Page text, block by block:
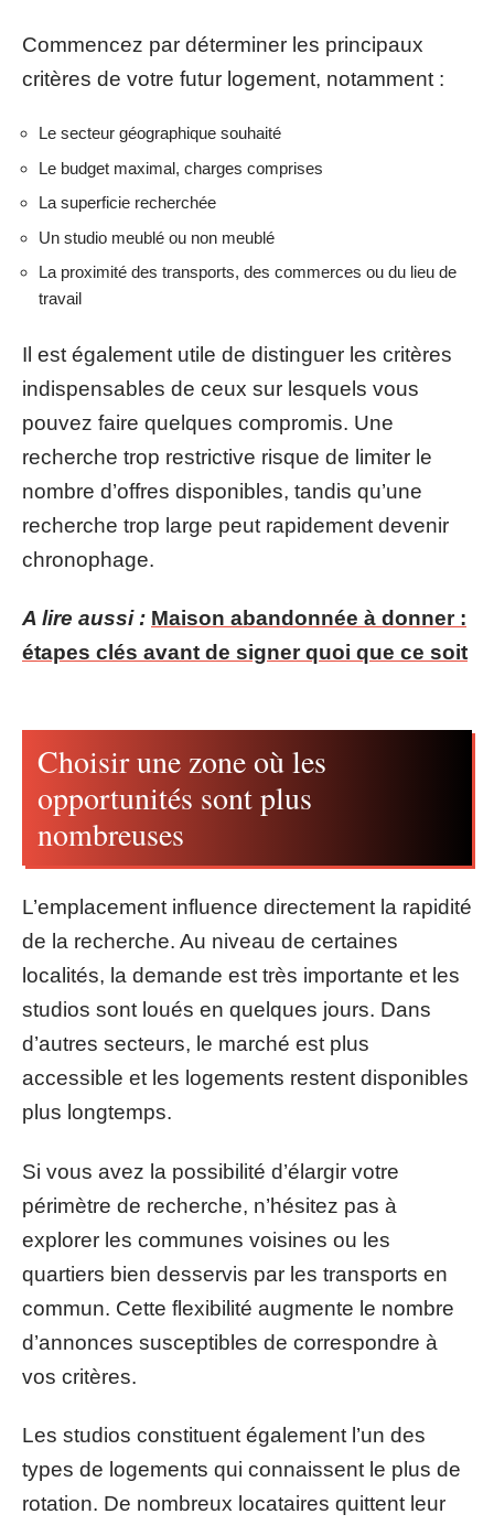
Commencez par déterminer les principaux
critères de votre futur logement, notamment :
Le secteur géographique souhaité
Le budget maximal, charges comprises
La superficie recherchée
Un studio meublé ou non meublé
La proximité des transports, des commerces ou du lieu de
travail
Il est également utile de distinguer les critères
indispensables de ceux sur lesquels vous
pouvez faire quelques compromis. Une
recherche trop restrictive risque de limiter le
nombre d’offres disponibles, tandis qu’une
recherche trop large peut rapidement devenir
chronophage.
A lire aussi : Maison abandonnée à donner :
étapes clés avant de signer quoi que ce soit
Choisir une zone où les
opportunités sont plus
nombreuses
L’emplacement influence directement la rapidité
de la recherche. Au niveau de certaines
localités, la demande est très importante et les
studios sont loués en quelques jours. Dans
d’autres secteurs, le marché est plus
accessible et les logements restent disponibles
plus longtemps.
Si vous avez la possibilité d’élargir votre
périmètre de recherche, n’hésitez pas à
explorer les communes voisines ou les
quartiers bien desservis par les transports en
commun. Cette flexibilité augmente le nombre
d’annonces susceptibles de correspondre à
vos critères.
Les studios constituent également l’un des
types de logements qui connaissent le plus de
rotation. De nombreux locataires quittent leur